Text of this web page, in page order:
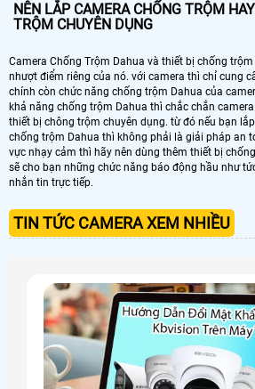
NÊN LẮP CAMERA CHỐNG TRỘM
TRỘM CHUYÊN DỤNG
Camera Chống Trộm Dahua và thiết bị chống
nhượt điểm riêng của nó. với camera thì chỉ cung
chính còn chức năng chống trộm Dahua của
khả năng chống trộm Dahua thì chắc chắn
thiết bị chông trộm chuyên dụng. từ đó nếu bạn
chống trộm Dahua thì không phải là giải pháp an
vực nhạy cảm thì hãy nên dùng thêm thiết bị
sẽ cho bạn những chức năng báo động hầu như
nhắn tin trực tiếp.
TIN TỨC CAMERA XEM NHIỀU